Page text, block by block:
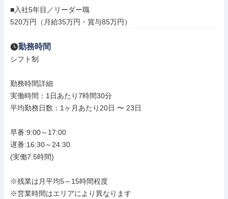
■入社5年目／リーダー職
520万円（月給35万円・賞与85万円）
勤務時間
シフト制
勤務時間詳細
実働時間：1日あたり7時間30分
平均勤務日数：1ヶ月あたり20日 〜 23日
早番:9:00～17:00
遅番:16:30～24:30
(実働7.5時間)
※残業は月平均5～15時間程度
※営業時間はエリアにより異なります